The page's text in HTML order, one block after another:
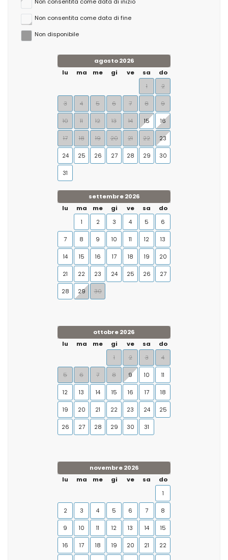
Non consentita come data di fine
Non disponibile
agosto 2026
lu
ma me gi ve sa
do
1
2
3 4 5 6 7 8 9
10 11 12 13 14 15 16
17 18 19 20 21 22 23
24 25 26 27 28 29 30
31
settembre 2026
lu
ma me gi ve sa
do
1
2 3 4 5 6
7 8 9 10 11 12 13
14 15 16 17 18 19 20
21 22 23 24 25 26 27
28 29 30
ottobre 2026
lu
ma me gi ve sa
do
1
2 3 4
5 6 7 8 9 10 11
12 13 14 15 16 17 18
19 20 21 22 23 24 25
26 27 28 29 30 31
novembre 2026
lu
ma me gi ve sa
do
1
2 3 4 5 6 7 8
9 10 11 12 13 14 15
16 17 18 19 20 21 22